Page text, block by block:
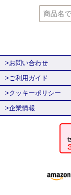
>お問い合わせ
>ご利用ガイド
>クッキーポリシー
>企業情報